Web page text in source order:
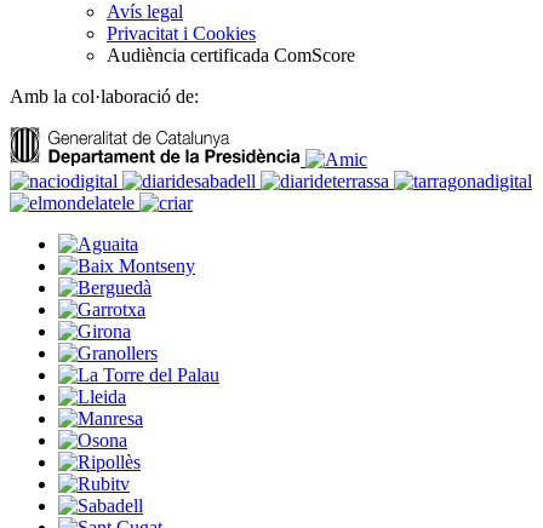
Avís legal
Privacitat i Cookies
Audiència certificada ComScore
Amb la col·laboració de: